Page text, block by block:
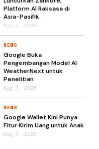
Platform AI Raksasa di
Asia-Pasifik
Aug 7, 2026
NEWS
Google Buka
Pengembangan Model AI
WeatherNext untuk
Penelitian
Aug 7, 2026
NEWS
Google Wallet Kini Punya
Fitur Kirim Uang untuk Anak
Aug 7, 2026